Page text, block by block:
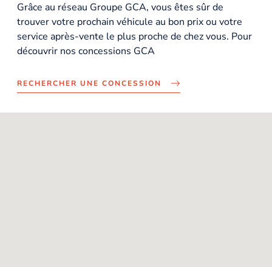
Grâce au réseau Groupe GCA, vous êtes sûr de
trouver votre prochain véhicule au bon prix ou votre
service après-vente le plus proche de chez vous. Pour
découvrir nos concessions GCA
RECHERCHER UNE CONCESSION